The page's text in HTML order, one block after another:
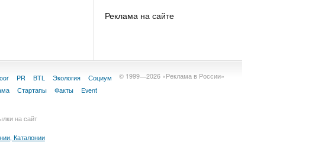
Реклама на сайте
© 1999—2026 «Реклама в России»
PR BTL Экология
Социум
Стартапы Факты
Event
на сайт
Каталонии